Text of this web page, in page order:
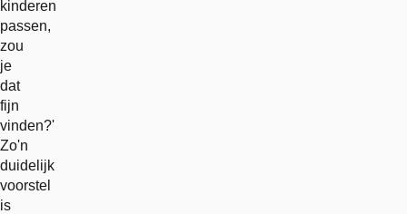
kinderen
passen,
zou
je
dat
fijn
vinden?'
Zo'n
duidelijk
voorstel
is